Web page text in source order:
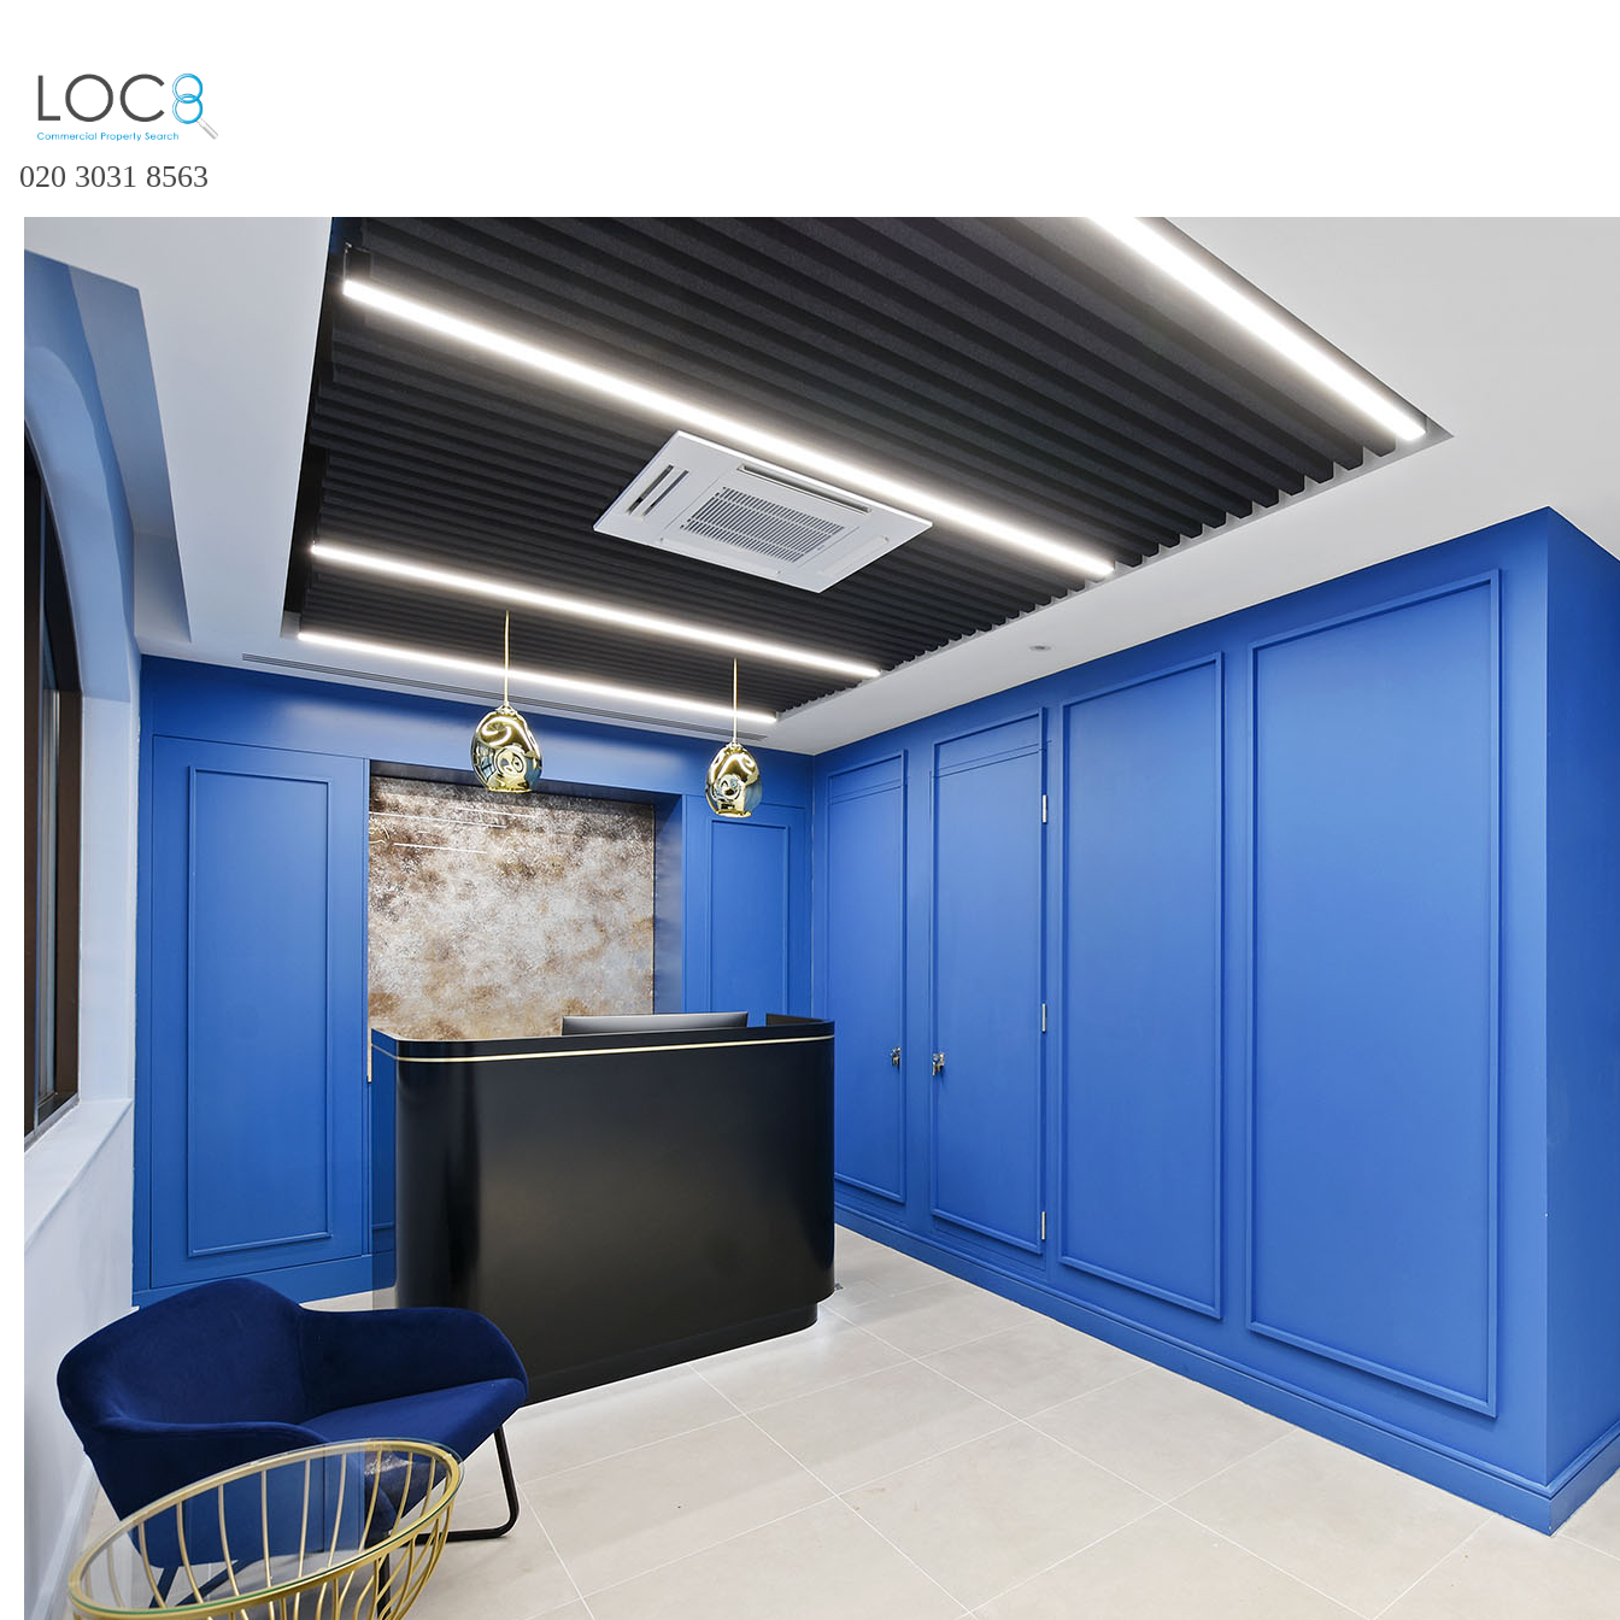
020 3031 8563